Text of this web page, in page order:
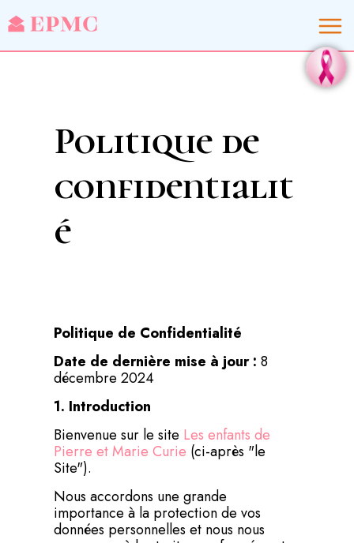
Politique de
confidentialit
é
Politique de Confidentialité
Date de dernière mise à jour : 8
décembre 2024
1. Introduction
Bienvenue sur le site Les enfants de
Pierre et Marie Curie (ci-après "le
Site").
Nous accordons une grande
importance à la protection de vos
données personnelles et nous nous